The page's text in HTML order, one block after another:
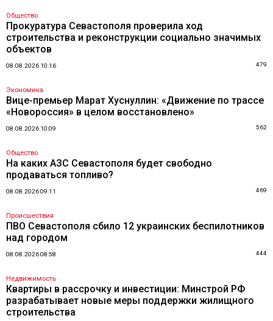
Общество
Прокуратура Севастополя проверила ход
строительства и реконструкции социально значимых
объектов
08.08.2026 10:16 479
Экономика
Вице-премьер Марат Хуснуллин: «Движение по трассе
«Новороссия» в целом восстановлено»
08.08.2026 10:09 562
Общество
На каких АЗС Севастополя будет свободно
продаваться топливо?
08.08.2026 09:11 469
Происшествия
ПВО Севастополя сбило 12 украинских беспилотников
над городом
08.08.2026 08:58 444
Недвижимость
Квартиры в рассрочку и инвестиции: Минстрой РФ
разрабатывает новые меры поддержки жилищного
строительства